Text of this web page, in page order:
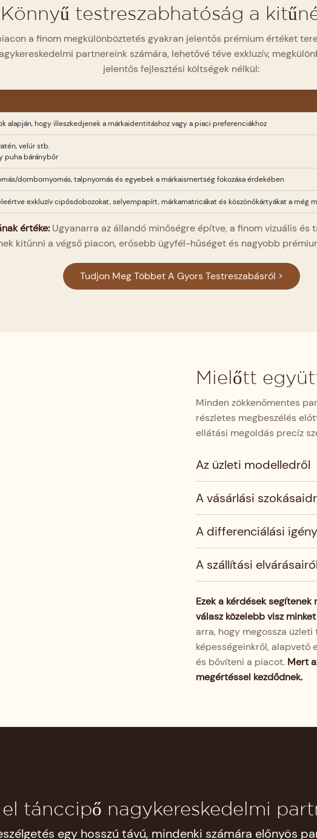
Könnyű testreszabhatóság a
a finom megkülönböztetés gyakran jelentős prémium értéket
partnereink számára, lehetővé téve exkluzív,
jelentős fejlesztési költségek nélkül:
alapján, hogy illeszkedjenek a márkaidentitáshoz vagy a piaci preferenciákhoz
velúr stb.
puha báránybőr
dombornyomás, talpnyomás és egyebek a márkaismertség fokozása érdekében
exkluzív cipősdobozokat, selyempapírt, márkamatricákat és köszönőkártyákat a még
értéke:Ugyanarra az állandó minőségre építve, a finom vizuális és
kitűnni a végső piacon, erősebb ügyfél-hűséget és nagyobb
Tudjon Meg Többet A Gyors Testreszabásról >
Mielőtt
Minden zökkenőmentes
részletes megbeszélés
ellátási megoldás precíz
Az üzleti modelledről
A vásárlási
A differenciálási
A szállítási elvárásairól
Ezek a kérdések
válasz közelebb visz
arra, hogy megossza
képességeinkről, alapvető
és bővíteni a piacot. Mert
megértéssel kezdődnek.
el tánccipő nagykereskedelmi
egy hosszú távú, mindenki számára előnyös